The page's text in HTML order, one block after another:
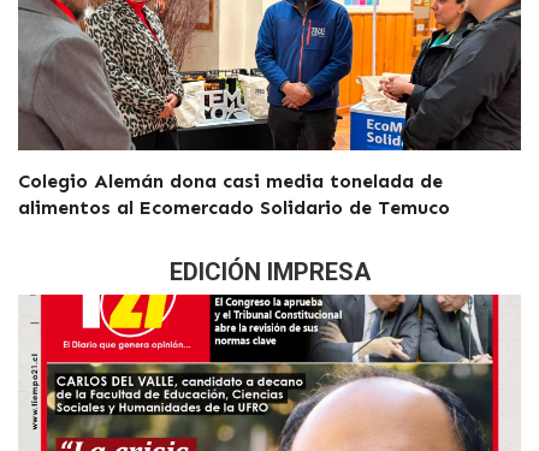
Colegio Alemán dona casi media tonelada de
alimentos al Ecomercado Solidario de Temuco
EDICIÓN IMPRESA